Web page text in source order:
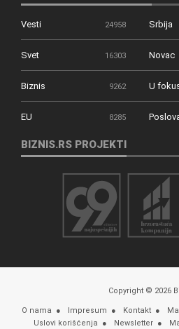
Vesti 24958 Srbija
Svet 16303 Novac
Biznis 9262 U
EU 8285
BIZNIS.RS PROJEKTI
Copyright © 2026
O nama Impresum Kontakt
Uslovi korišćenja
Newsletter